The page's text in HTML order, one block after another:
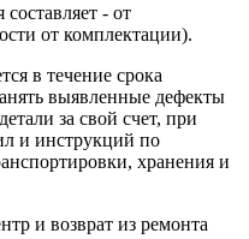
- от
от комплектации).
в течение срока
выявленные дефекты
за свой счет, при
и инструкций по
хранения и
и возврат из ремонта